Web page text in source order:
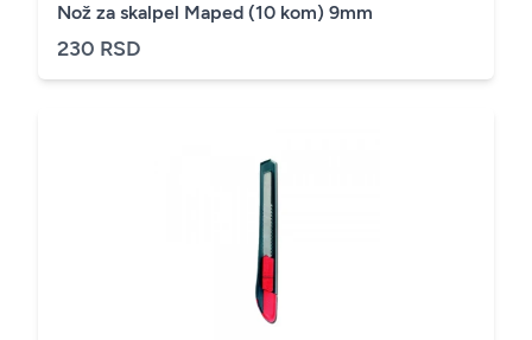
Nož za skalpel Maped (10 kom) 9mm
230 RSD